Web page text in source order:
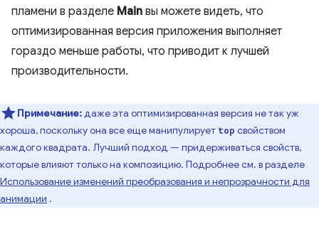
пламени в разделе Main вы можете видеть, что
оптимизированная версия приложения выполняет
гораздо меньше работы, что приводит к лучшей
производительности.
Примечание:даже эта оптимизированная версия не так уж
хороша, поскольку она все еще манипулирует top свойством
каждого квадрата. Лучший подход — придерживаться свойств,
которые влияют только на композицию. Подробнее см. в разделе
Использование изменений преобразования и непрозрачности для
анимации .